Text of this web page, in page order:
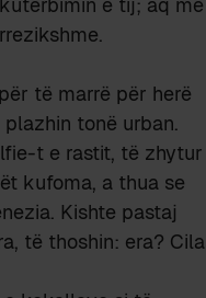
të marrë për herë
tonë urban.
t e rastit, të zhytur
kufoma, a thua se
Kishte pastaj
të thoshin: era? Cila